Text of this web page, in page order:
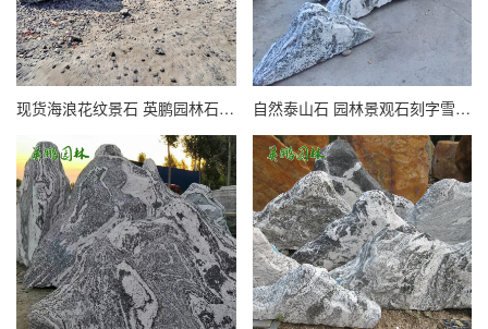
现货海浪花纹景石 英鹏园林石材 雪浪石火切片置石批发 自然泰山石 园林景观石刻字雪浪石 公园风景石英鹏产地直供